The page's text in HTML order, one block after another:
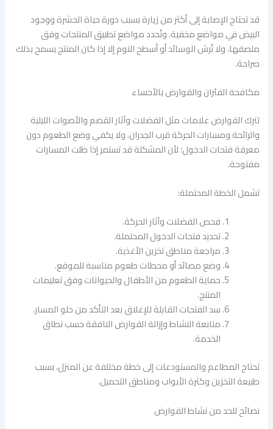
قد تحتاج الإصابة إلى أكثر من زيارة بسبب دورة حياة الحشرة ووجود
البيض في مواضع مخفية. وتُحدد مواضع تطبيق المنتجات وفق
ملصقها، ولا تُرش الوسائد أو أسطح النوم إلا إذا كان المنتج يسمح بذلك
صراحة.
مكافحة الفئران والقوارض بالأحساء
تترك القوارض علامات مثل الفضلات وآثار القضم والأصوات الليلية
والرائحة ومسارات الحركة قرب الجدران. ولا يكفي وضع الطعوم دون
معرفة فتحات الدخول؛ لأن المشكلة قد تستمر إذا ظلت المسارات
مفتوحة.
تشمل الخطة المحتملة:
فحص الفضلات وآثار الحركة.
تحديد فتحات الدخول المحتملة.
مراجعة مناطق تخزين الأغذية.
وضع مصائد أو محطات طعوم مناسبة للموقع.
حماية الطعوم من الأطفال والحيوانات وفق تعليمات
المنتج.
سد الفتحات القابلة للإغلاق بعد التأكد من خلو المسار.
متابعة النشاط وإزالة القوارض النافقة حسب نطاق
الخدمة.
تحتاج المطاعم والمستودعات إلى خطة مختلفة عن المنزل، بسبب
طبيعة التخزين وكثرة الأبواب ومناطق التحميل.
نصائح للحد من نشاط القوارض